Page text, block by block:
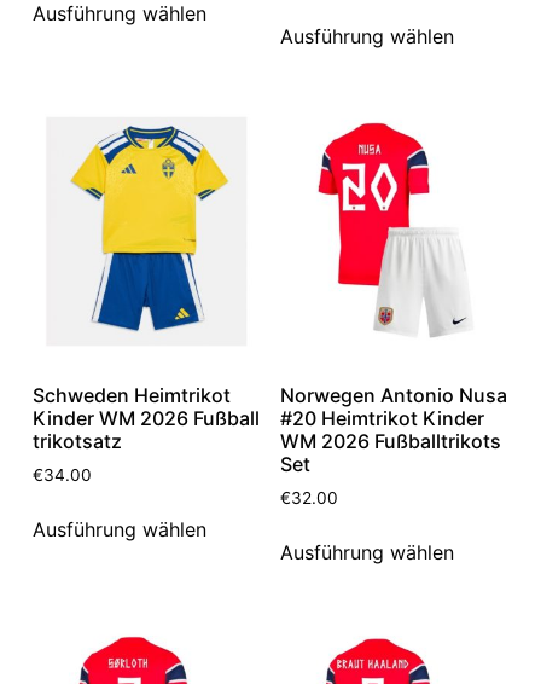
Ausführung wählen
Ausführung wählen
Schweden Heimtrikot
Kinder WM 2026 Fußball
trikotsatz
€34.00
Ausführung wählen
Norwegen Antonio Nusa
#20 Heimtrikot Kinder
WM 2026 Fußballtrikots
Set
€32.00
Ausführung wählen